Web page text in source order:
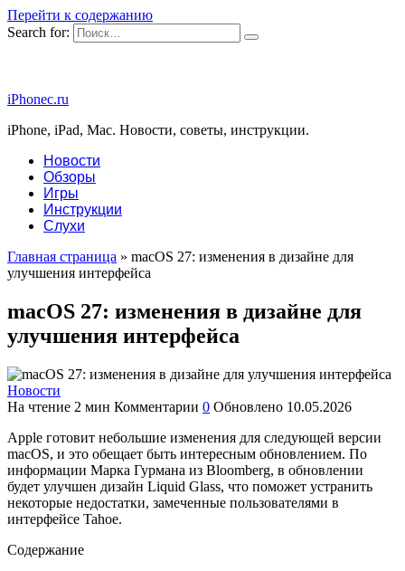
Перейти к содержанию
Search for:
iPhonec.ru
iPhone, iPad, Mac. Новости, советы, инструкции.
Новости
Обзоры
Игры
Инструкции
Слухи
Главная страница » macOS 27: изменения в дизайне для
улучшения интерфейса
macOS 27: изменения в дизайне для
улучшения интерфейса
Новости
На чтение 2 мин Комментарии 0 Обновлено 10.05.2026
Apple готовит небольшие изменения для следующей версии
macOS, и это обещает быть интересным обновлением. По
информации Марка Гурмана из Bloomberg, в обновлении
будет улучшен дизайн Liquid Glass, что поможет устранить
некоторые недостатки, замеченные пользователями в
интерфейсе Tahoe.
Содержание